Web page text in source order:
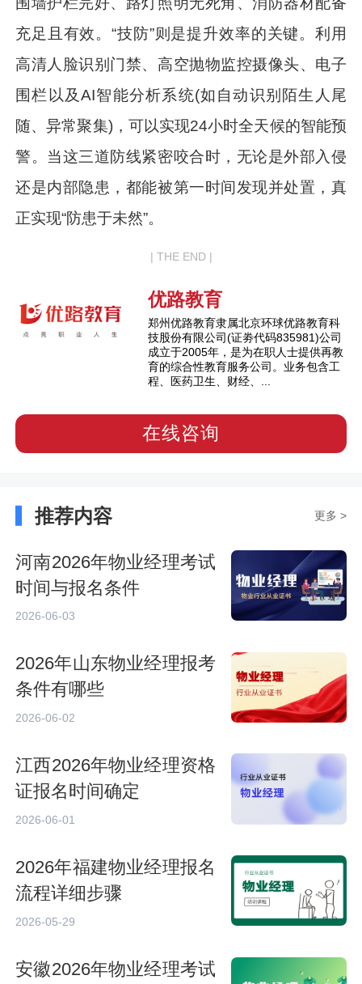
充足且有效。“技防”则是提升效率的关键。利用
高清人脸识别门禁、高空抛物监控摄像头、电子
围栏以及AI智能分析系统(如自动识别陌生人尾
随、异常聚集)，可以实现24小时全天候的智能预
警。当这三道防线紧密咬合时，无论是外部入侵
还是内部隐患，都能被第一时间发现并处置，真
正实现“防患于未然”。
| THE END |
优路教育
郑州优路教育隶属北京环球优路教育科
技股份有限公司(证劵代码835981)公司
成立于2005年，是为在职人士提供再教
育的综合性教育服务公司。业务包含工
程、医药卫生、财经、...
在线咨询
推荐内容 更多 >
河南2026年物业经理考试
时间与报名条件
2026-06-03
2026年山东物业经理报考
条件有哪些
2026-06-02
江西2026年物业经理资格
证报名时间确定
2026-06-01
2026年福建物业经理报名
流程详细步骤
2026-05-29
安徽2026年物业经理考试